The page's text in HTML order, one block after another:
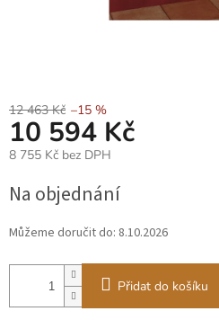
12 463 Kč –15 %
10 594 Kč
8 755 Kč bez DPH
cena:
Na objednání
Můžeme doručit do: 8.10.2026
Přidat do košíku